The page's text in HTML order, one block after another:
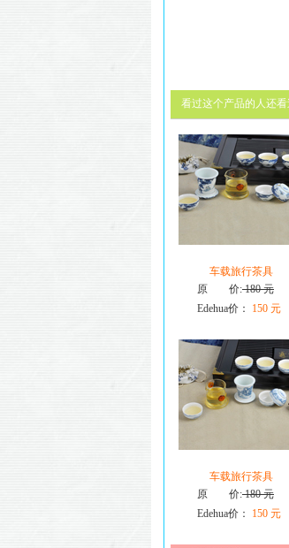
看过这个产品的人还看
车载旅行茶具
原 价:180 元
Edehua价：
150 元
车载旅行茶具
原 价:180 元
Edehua价：
150 元